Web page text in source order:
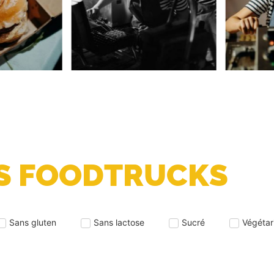
FOODTRUCKS
Sans gluten Sans lactose Sucré